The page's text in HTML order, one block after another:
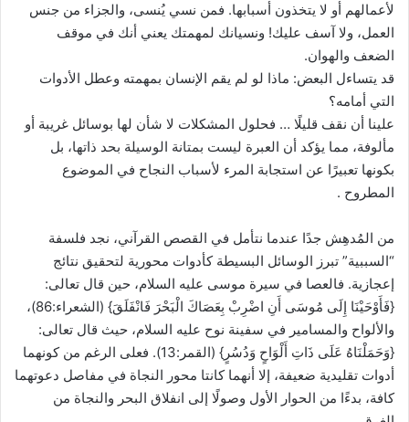
لأعمالهم أو لا يتخذون أسبابها. فمن نسي يُنسى، والجزاء من جنس
العمل، ولا آسف عليك! ونسيانك لمهمتك يعني أنك في موقف
الضعف والهوان.
قد يتساءل البعض: ماذا لو لم يقم الإنسان بمهمته وعطل الأدوات
التي أمامه؟
علينا أن نقف قليلًا … فحلول المشكلات لا شأن لها بوسائل غريبة أو
مألوفة، مما يؤكد أن العبرة ليست بمتانة الوسيلة بحد ذاتها، بل
بكونها تعبيرًا عن استجابة المرء لأسباب النجاح في الموضوع
المطروح .
من المُدهِش جدًا عندما نتأمل في القصص القرآني، نجد فلسفة
“السببية” تبرز الوسائل البسيطة كأدوات محورية لتحقيق نتائج
إعجازية. فالعصا في سيرة موسى عليه السلام، حين قال تعالى:
{فَأَوْحَيْنَا إِلَى مُوسَى أَنِ اضْرِبْ بِعَصَاكَ الْبَحْرَ فَانْفَلَقَ} (الشعراء:86)،
والألواح والمسامير في سفينة نوح عليه السلام، حيث قال تعالى:
{وَحَمَلْنَاهُ عَلَى ذَاتِ أَلْوَاحٍ وَدُسُرٍ} (القمر:13). فعلى الرغم من كونهما
أدوات تقليدية ضعيفة، إلا أنهما كانتا محور النجاة في مفاصل دعوتهما
كافة، بدءًا من الحوار الأول وصولًا إلى انفلاق البحر والنجاة من